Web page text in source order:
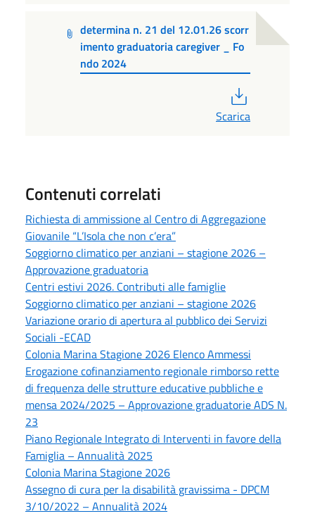
determina n. 21 del 12.01.26 scorr
imento graduatoria caregiver _ Fo
ndo 2024
Scarica
Contenuti correlati
Richiesta di ammissione al Centro di Aggregazione
Giovanile “L’Isola che non c’era”
Soggiorno climatico per anziani – stagione 2026 –
Approvazione graduatoria
Centri estivi 2026. Contributi alle famiglie
Soggiorno climatico per anziani – stagione 2026
Variazione orario di apertura al pubblico dei Servizi
Sociali -ECAD
Colonia Marina Stagione 2026 Elenco Ammessi
Erogazione cofinanziamento regionale rimborso rette
di frequenza delle strutture educative pubbliche e
mensa 2024/2025 – Approvazione graduatorie ADS N.
23
Piano Regionale Integrato di Interventi in favore della
Famiglia – Annualità 2025
Colonia Marina Stagione 2026
Assegno di cura per la disabilità gravissima - DPCM
3/10/2022 – Annualità 2024